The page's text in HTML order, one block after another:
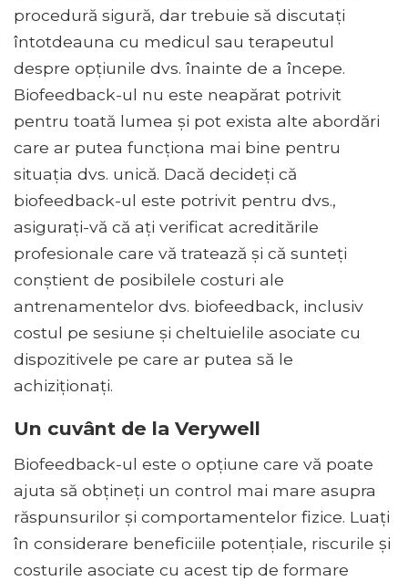
procedură sigură, dar trebuie să discutați
întotdeauna cu medicul sau terapeutul
despre opțiunile dvs. înainte de a începe.
Biofeedback-ul nu este neapărat potrivit
pentru toată lumea și pot exista alte abordări
care ar putea funcționa mai bine pentru
situația dvs. unică. Dacă decideți că
biofeedback-ul este potrivit pentru dvs.,
asigurați-vă că ați verificat acreditările
profesionale care vă tratează și că sunteți
conștient de posibilele costuri ale
antrenamentelor dvs. biofeedback, inclusiv
costul pe sesiune și cheltuielile asociate cu
dispozitivele pe care ar putea să le
achiziționați.
Un cuvânt de la Verywell
Biofeedback-ul este o opțiune care vă poate
ajuta să obțineți un control mai mare asupra
răspunsurilor și comportamentelor fizice. Luați
în considerare beneficiile potențiale, riscurile și
costurile asociate cu acest tip de formare